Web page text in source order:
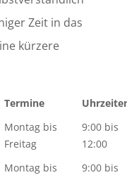
Zeit in das
kürzere
Termine
Montag bis
Freitag
9:00 bis
12:00
Montag bis
9:00 bis